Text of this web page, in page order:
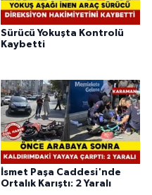
Sürücü Yokuşta Kontrolü
Kaybetti
İsmet Paşa Caddesi'nde
Ortalık Karıştı: 2 Yaralı